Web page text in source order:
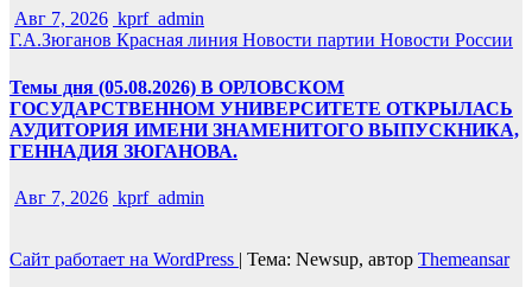
Авг 7, 2026 kprf_admin
Г.А.Зюганов Красная линия Новости партии Новости России
Темы дня (05.08.2026) В ОРЛОВСКОМ
ГОСУДАРСТВЕННОМ УНИВЕРСИТЕТЕ ОТКРЫЛАСЬ
АУДИТОРИЯ ИМЕНИ ЗНАМЕНИТОГО ВЫПУСКНИКА,
ГЕННАДИЯ ЗЮГАНОВА.
Авг 7, 2026 kprf_admin
Сайт работает на WordPress | Тема: Newsup, автор Themeansar